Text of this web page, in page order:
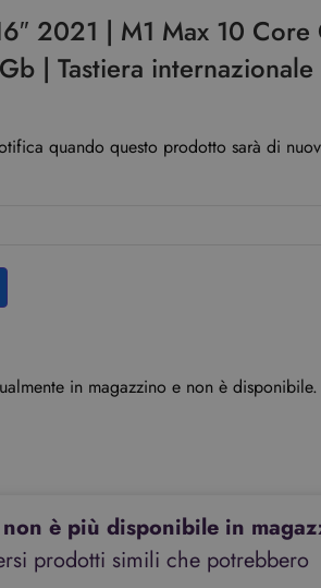
2021 | M1 Max 10 Core
| Tastiera
quando questo prodotto sarà di
in magazzino e non è disponibile.
non è più disponibile in
prodotti simili che potrebbero